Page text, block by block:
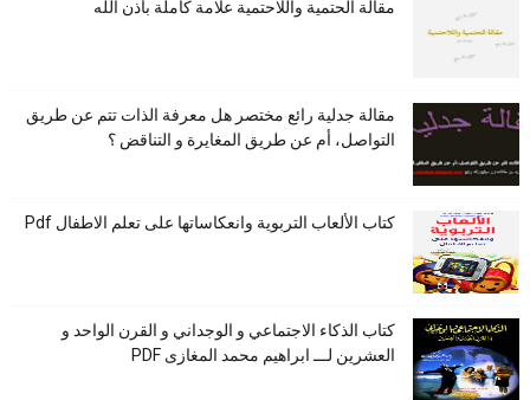
مقالة الحتمية واللاحتمية علامة كاملة بأذن الله
مقالة جدلية رائع مختصر هل معرفة الذات تتم عن طريق
التواصل، أم عن طريق المغايرة و التناقض ؟
كتاب الألعاب التربوية وانعكاساتها على تعلم الاطفال Pdf
كتاب الذكاء الاجتماعي و الوجداني و القرن الواحد و
العشرين لـــ ابراهيم محمد المغازى PDF